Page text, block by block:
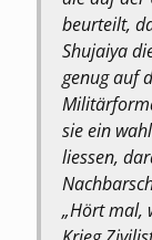
beurteilt,
Shujaiya
genug auf
sie ein
liessen,
„Hört mal,